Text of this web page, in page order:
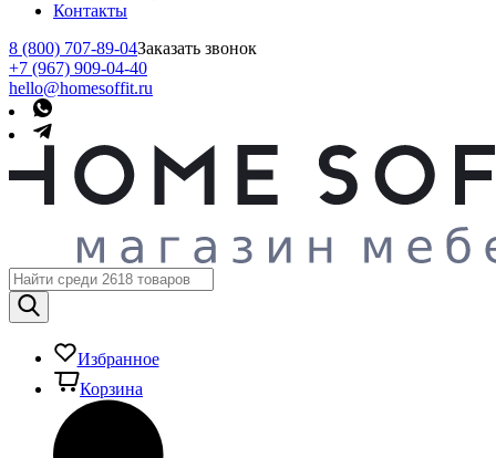
Контакты
8 (800) 707-89-04Заказать звонок
+7 (967) 909-04-40
hello@homesoffit.ru
Избранное
Корзина